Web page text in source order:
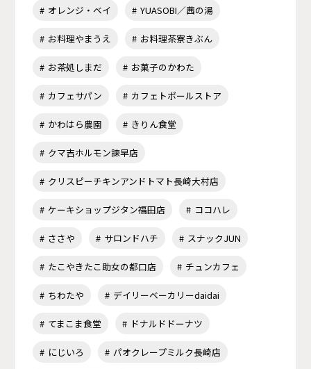
オレンジ・ベイ YUASOBI／茜の湯
お料理やまうえ お料理茶寮きぶん
お茶処しまだ お菓子のかわた
カフェサパン カフェトポールストア
かわはら農園 きりん食堂
クマ吉ホルモン諫早店
クリスピーチキンアンドトマト長崎大村店
ケーキショップジタン福田店 ココハレ
ささや サロンドハチ スナックJUN
たこやきたこ助女の都口店 チュンカフェ
ちわたや デイリーベーカリーdaidai
てまこま食堂 ドナルドドーナツ
にじいろ パオクレープミルク長崎店